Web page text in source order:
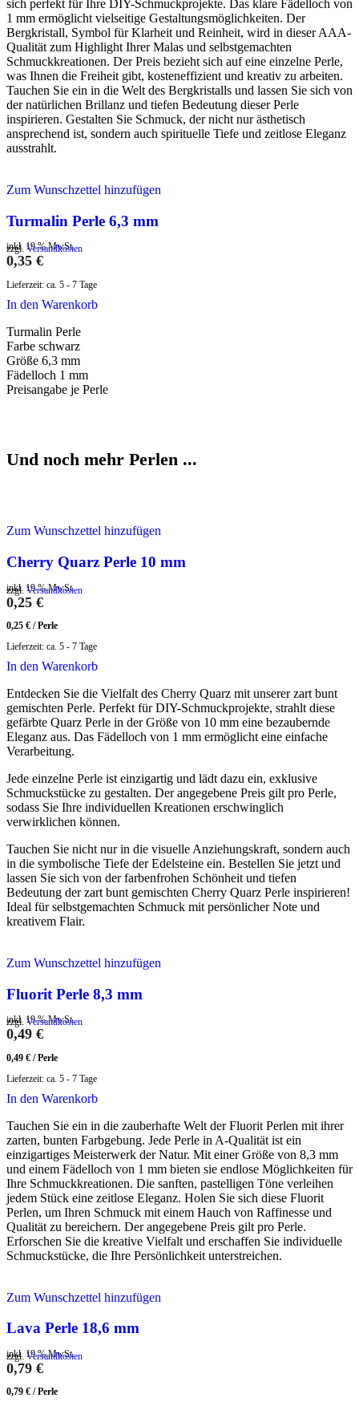
sich perfekt für Ihre DIY-Schmuckprojekte. Das klare Fädelloch von
1 mm ermöglicht vielseitige Gestaltungsmöglichkeiten. Der
Bergkristall, Symbol für Klarheit und Reinheit, wird in dieser AAA-
Qualität zum Highlight Ihrer Malas und selbstgemachten
Schmuckkreationen. Der Preis bezieht sich auf eine einzelne Perle,
was Ihnen die Freiheit gibt, kosteneffizient und kreativ zu arbeiten.
Tauchen Sie ein in die Welt des Bergkristalls und lassen Sie sich von
der natürlichen Brillanz und tiefen Bedeutung dieser Perle
inspirieren. Gestalten Sie Schmuck, der nicht nur ästhetisch
ansprechend ist, sondern auch spirituelle Tiefe und zeitlose Eleganz
ausstrahlt.
Zum Wunschzettel hinzufügen
Turmalin Perle 6,3 mm
inkl. 19 % MwSt.
zzgl. Versandkosten
0,35 €
Lieferzeit: ca. 5 - 7 Tage
In den Warenkorb
Turmalin Perle
Farbe schwarz
Größe 6,3 mm
Fädelloch 1 mm
Preisangabe je Perle
Und noch mehr Perlen ...
Zum Wunschzettel hinzufügen
Cherry Quarz Perle 10 mm
inkl. 19 % MwSt.
zzgl. Versandkosten
0,25 €
0,25 € /Perle
Lieferzeit: ca. 5 - 7 Tage
In den Warenkorb
Entdecken Sie die Vielfalt des Cherry Quarz mit unserer zart bunt
gemischten Perle. Perfekt für DIY-Schmuckprojekte, strahlt diese
gefärbte Quarz Perle in der Größe von 10 mm eine bezaubernde
Eleganz aus. Das Fädelloch von 1 mm ermöglicht eine einfache
Verarbeitung.
Jede einzelne Perle ist einzigartig und lädt dazu ein, exklusive
Schmuckstücke zu gestalten. Der angegebene Preis gilt pro Perle,
sodass Sie Ihre individuellen Kreationen erschwinglich
verwirklichen können.
Tauchen Sie nicht nur in die visuelle Anziehungskraft, sondern auch
in die symbolische Tiefe der Edelsteine ein. Bestellen Sie jetzt und
lassen Sie sich von der farbenfrohen Schönheit und tiefen
Bedeutung der zart bunt gemischten Cherry Quarz Perle inspirieren!
Ideal für selbstgemachten Schmuck mit persönlicher Note und
kreativem Flair.
Zum Wunschzettel hinzufügen
Fluorit Perle 8,3 mm
inkl. 19 % MwSt.
zzgl. Versandkosten
0,49 €
0,49 € /Perle
Lieferzeit: ca. 5 - 7 Tage
In den Warenkorb
Tauchen Sie ein in die zauberhafte Welt der Fluorit Perlen mit ihrer
zarten, bunten Farbgebung. Jede Perle in A-Qualität ist ein
einzigartiges Meisterwerk der Natur. Mit einer Größe von 8,3 mm
und einem Fädelloch von 1 mm bieten sie endlose Möglichkeiten für
Ihre Schmuckkreationen. Die sanften, pastelligen Töne verleihen
jedem Stück eine zeitlose Eleganz. Holen Sie sich diese Fluorit
Perlen, um Ihren Schmuck mit einem Hauch von Raffinesse und
Qualität zu bereichern. Der angegebene Preis gilt pro Perle.
Erforschen Sie die kreative Vielfalt und erschaffen Sie individuelle
Schmuckstücke, die Ihre Persönlichkeit unterstreichen.
Zum Wunschzettel hinzufügen
Lava Perle 18,6 mm
inkl. 19 % MwSt.
zzgl. Versandkosten
0,79 €
0,79 € /Perle